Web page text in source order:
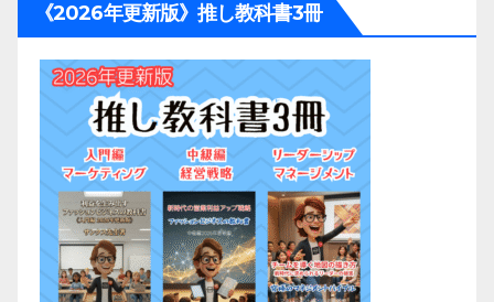
《2026年更新版》推し教科書3冊